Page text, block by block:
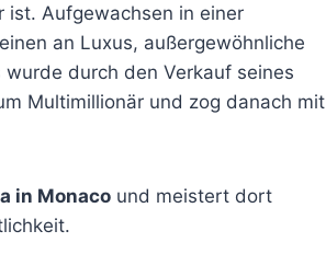
ist. Aufgewachsen in einer
an Luxus, außergewöhnliche
durch den Verkauf seines
Multimillionär und zog danach mit
in Monaco und meistert dort